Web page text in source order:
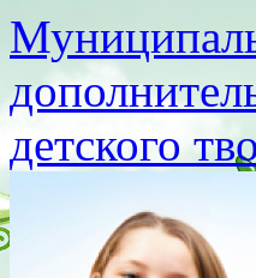
детского